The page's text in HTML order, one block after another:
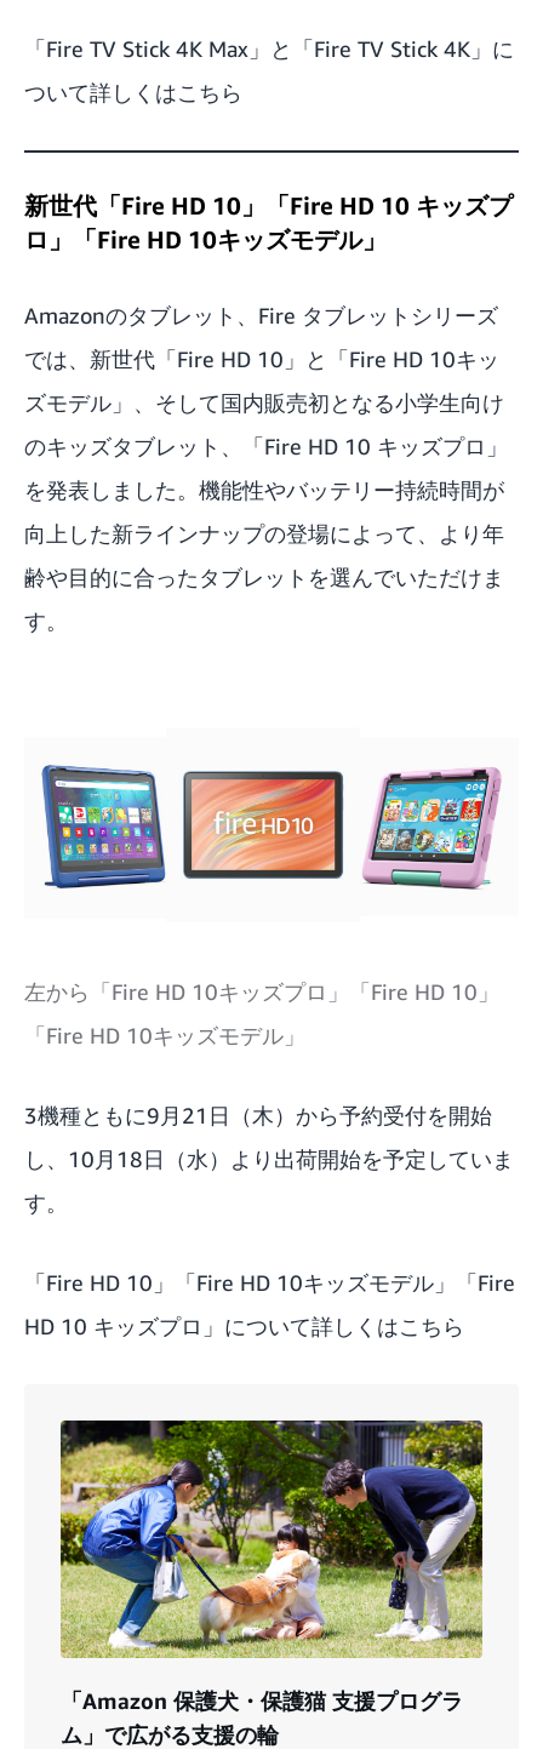
「Fire TV Stick 4K Max」と「Fire TV Stick 4K」に
ついて詳しくはこちら
新世代「Fire HD 10」「Fire HD 10 キッズプ
ロ」「Fire HD 10キッズモデル」
Amazonのタブレット、Fire タブレットシリーズ
では、新世代「Fire HD 10」と「Fire HD 10キッ
ズモデル」、そして国内販売初となる小学生向け
のキッズタブレット、「Fire HD 10 キッズプロ」
を発表しました。機能性やバッテリー持続時間が
向上した新ラインナップの登場によって、より年
齢や目的に合ったタブレットを選んでいただけま
す。
左から「Fire HD 10キッズプロ」「Fire HD 10」
「Fire HD 10キッズモデル」
3機種ともに9月21日（木）から予約受付を開始
し、10月18日（水）より出荷開始を予定していま
す。
「Fire HD 10」「Fire HD 10キッズモデル」「Fire
HD 10 キッズプロ」について詳しくはこちら
「Amazon 保護犬・保護猫 支援プログラ
ム」で広がる支援の輪